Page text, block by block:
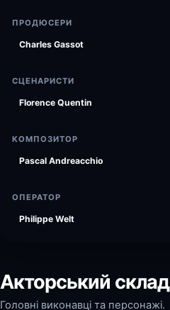
ПРОДЮСЕРИ
Charles Gassot
СЦЕНАРИСТИ
Florence Quentin
КОМПОЗИТОР
Pascal Andreacchio
ОПЕРАТОР
Philippe Welt
Акторський склад
Головні виконавці та персонажі.